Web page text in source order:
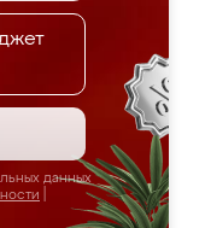
данных